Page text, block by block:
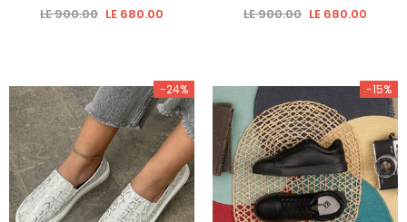
LE 900.00 LE 680.00 LE 900.00 LE 680.00
-24% -15%